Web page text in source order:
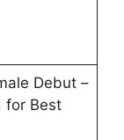
Debut –
for Best